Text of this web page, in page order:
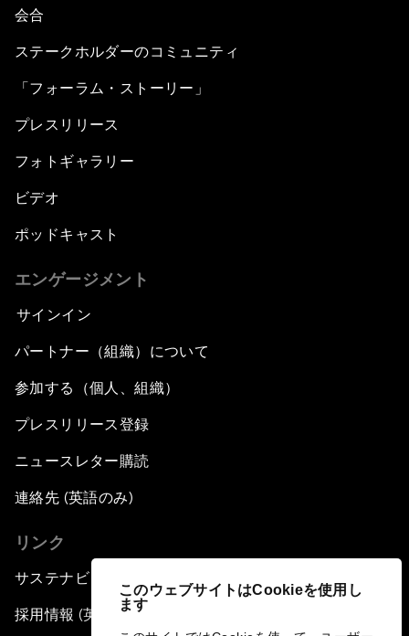
このウェブサイトはCookieを使用し
ます
会合
ステークホルダーのコミュニティ
「フォーラム・ストーリー」
プレスリリース
フォトギャラリー
ビデオ
ポッドキャスト
エンゲージメント
サインイン
パートナー（組織）について
参加する（個人、組織）
プレスリリース登録
ニュースレター購読
連絡先 (英語のみ)
リンク
サステナビリティへの取り組み
採用情報 (英語のみ)